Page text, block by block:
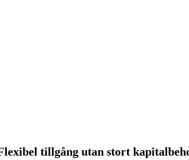
tillgång utan stort